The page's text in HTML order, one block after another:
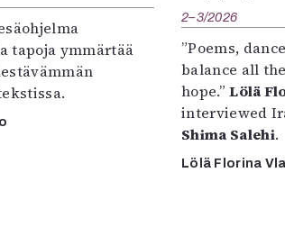
tapoja ymmärtää
2–3/2026
”Poems,
balance all
hope.”Lölä
interviewed
Shima Salehi.
Lölä Florina